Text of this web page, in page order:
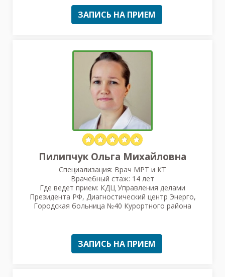
ЗАПИСЬ НА ПРИЕМ
Пилипчук Ольга Михайловна
Специализация: Врач МРТ и КТ
Врачебный стаж: 14 лет
Где ведет прием: КДЦ Управления делами
Президента РФ, Диагностический центр Энерго,
Городская больница №40 Курортного района
ЗАПИСЬ НА ПРИЕМ